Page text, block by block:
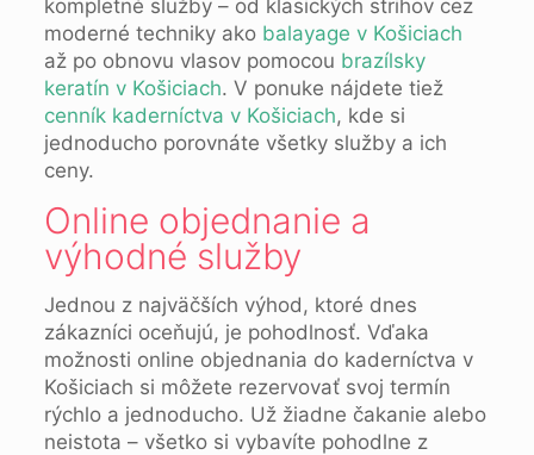
kompletné služby – od klasických strihov cez
moderné techniky akobalayage v Košiciach
až po obnovu vlasov pomocou brazílsky
keratín v Košiciach. V ponuke nájdete tiež
cenník kaderníctva v Košiciach, kde si
jednoducho porovnáte všetky služby a ich
ceny.
Online objednanie a
výhodné služby
Jednou z najväčších výhod, ktoré dnes
zákazníci oceňujú, je pohodlnosť. Vďaka
možnosti online objednania do kaderníctva v
Košiciach si môžete rezervovať svoj termín
rýchlo a jednoducho. Už žiadne čakanie alebo
neistota – všetko si vybavíte pohodlne z